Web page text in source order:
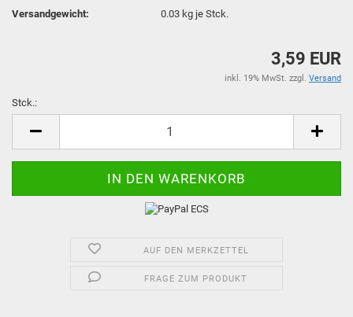
Versandgewicht:
0.03 kg je Stck.
3,59 EUR
inkl. 19% MwSt. zzgl. Versand
Stck.:
AUF DEN MERKZETTEL
FRAGE ZUM PRODUKT